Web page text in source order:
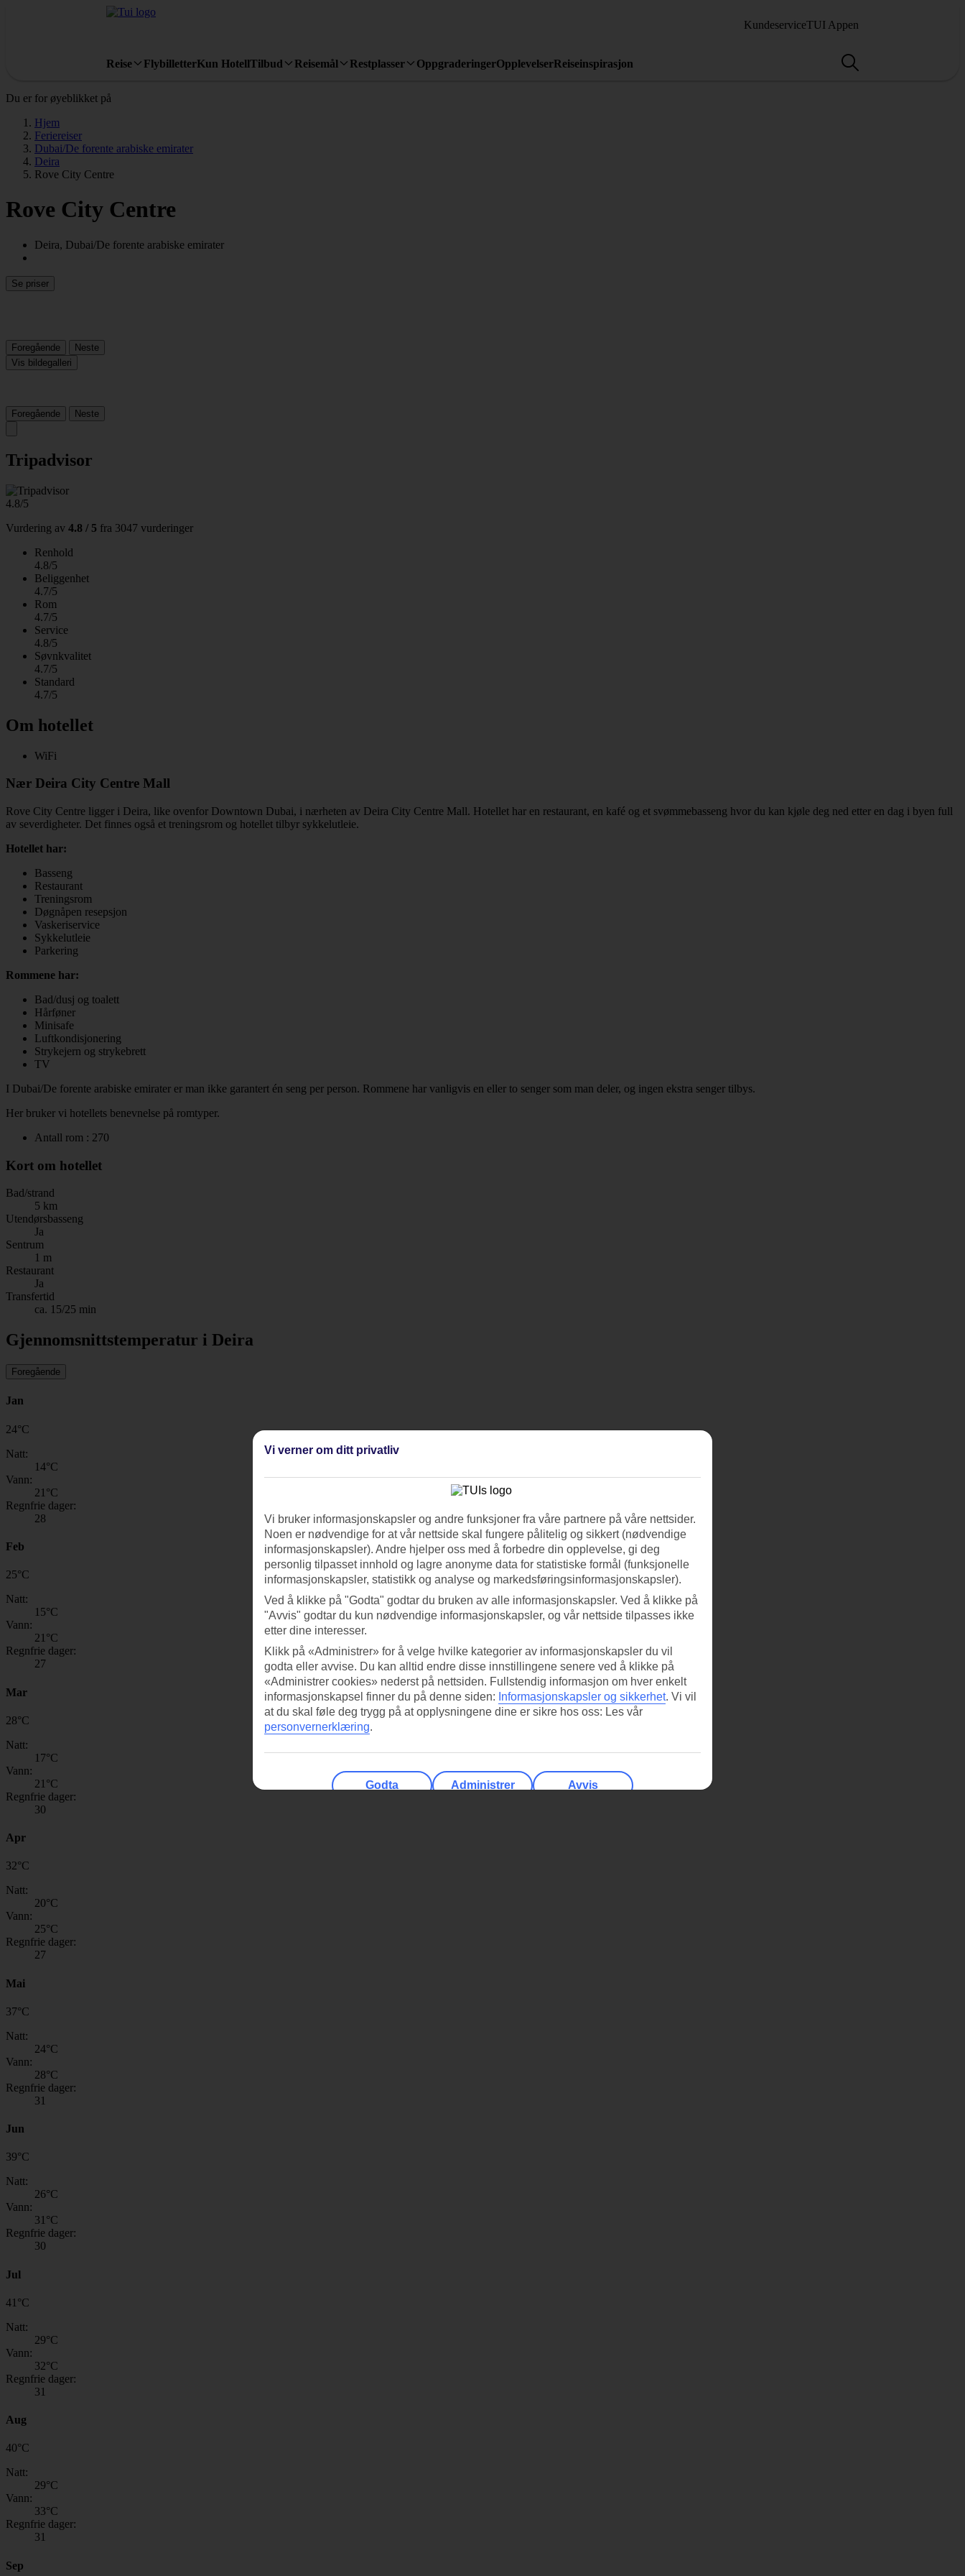
KundeserviceTUI Appen
Reise FlybilletterKun HotellTilbud Reisemål Restplasser OppgraderingerOpplevelserReiseinspirasjon
Du er for øyeblikket på
Hjem
Feriereiser
Dubai/De forente arabiske emirater
Deira
Rove City Centre
Rove City Centre
Deira, Dubai/De forente arabiske emirater
Se priser
Foregående
Neste
Vis bildegalleri
Foregående Neste
Tripadvisor
4.8/5
Vurdering av 4.8 / 5 fra 3047 vurderinger
Renhold
4.8/5
Beliggenhet
4.7/5
Rom
4.7/5
Service
4.8/5
Søvnkvalitet
4.7/5
Standard
4.7/5
Om hotellet
WiFi
Nær Deira City Centre Mall
Rove City Centre ligger i Deira, like ovenfor Downtown Dubai, i nærheten av Deira City Centre Mall. Hotellet har en restaurant, en kafé og et svømmebasseng hvor du kan kjøle deg ned etter en dag i byen full
av severdigheter. Det finnes også et treningsrom og hotellet tilbyr sykkelutleie.
Hotellet har:
Basseng
Restaurant
Treningsrom
Døgnåpen resepsjon
Vaskeriservice
Sykkelutleie
Parkering
Rommene har:
Bad/dusj og toalett
Hårføner
Minisafe
Luftkondisjonering
Strykejern og strykebrett
TV
I Dubai/De forente arabiske emirater er man ikke garantert én seng per person. Rommene har vanligvis en eller to senger som man deler, og ingen ekstra senger tilbys.
Her bruker vi hotellets benevnelse på romtyper.
Antall rom : 270
Kort om hotellet
Bad/strand
5 km
Utendørsbasseng
Ja
Sentrum
1 m
Restaurant
Ja
Transfertid
ca. 15/25 min
Gjennomsnittstemperatur i Deira
Foregående
Jan
24°C
Natt:
14°C
Vann:
21 °C
Regnfrie dager:
28
Feb
25°C
Natt:
15°C
Vann:
21 °C
Regnfrie dager:
27
Mar
28°C
Natt:
17°C
Vann:
21 °C
Regnfrie dager:
30
Apr
32°C
Natt:
20°C
Vann:
25°C
Regnfrie dager:
27
Mai
37°C
Natt:
24°C
Vann:
28°C
Regnfrie dager:
31
Jun
39°C
Natt:
26°C
Vann:
31 °C
Regnfrie dager:
30
Jul
41 °C
Natt:
29°C
Vann:
32°C
Regnfrie dager:
31
Aug
40°C
Natt:
29°C
Vann:
33°C
Regnfrie dager:
31
Sep
Vi verner om ditt privatliv
Vi bruker informasjonskapsler og andre funksjoner fra våre partnere på våre nettsider.
Noen er nødvendige for at vår nettside skal fungere pålitelig og sikkert (nødvendige
informasjonskapsler). Andre hjelper oss med å forbedre din opplevelse, gi deg
personlig tilpasset innhold og lagre anonyme data for statistiske formål (funksjonelle
informasjonskapsler, statistikk og analyse og markedsføringsinformasjonskapsler).
Ved å klikke på "Godta" godtar du bruken av alle informasjonskapsler. Ved å klikke på
"Avvis" godtar du kun nødvendige informasjonskapsler, og vår nettside tilpasses ikke
etter dine interesser.
Klikk på «Administrer» for å velge hvilke kategorier av informasjonskapsler du vil
godta eller avvise. Du kan alltid endre disse innstillingene senere ved å klikke på
«Administrer cookies» nederst på nettsiden. Fullstendig informasjon om hver enkelt
informasjonskapsel finner du på denne siden: Informasjonskapsler og sikkerhet. Vi vil
at du skal føle deg trygg på at opplysningene dine er sikre hos oss: Les vår
personvernerklæring.
Godta Administrer Avvis